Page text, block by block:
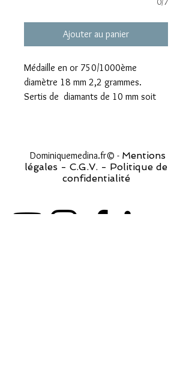
Ajouter au panier
Médaille en or 750/1000ème
diamètre 18 mm 2,2 grammes.
Sertis de  diamants de 10 mm soit
Dominiquemedina.fr© - Mentions
légales - C.G.V. - Politique de
confidentialité